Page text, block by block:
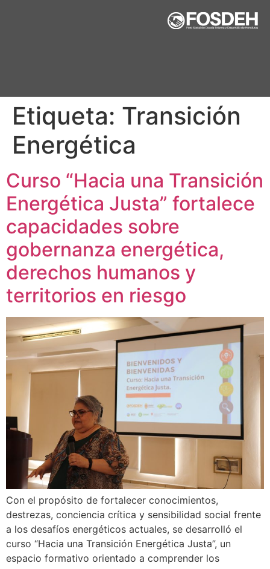
Etiqueta: Transición
Energética
Curso “Hacia una Transición
Energética Justa” fortalece
capacidades sobre
gobernanza energética,
derechos humanos y
territorios en riesgo
Con el propósito de fortalecer conocimientos,
destrezas, conciencia crítica y sensibilidad social frente
a los desafíos energéticos actuales, se desarrolló el
curso “Hacia una Transición Energética Justa”, un
espacio formativo orientado a comprender los